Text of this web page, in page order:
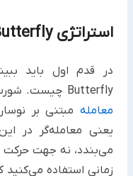
استراتژی Short Call Butterfly چیست؟
Butterfly چیست. شورت کال باترفلای یک
معامله
یعنی معامله‌گر در
می‌بندد، نه جهت حرکت
زمانی استفاده می‌کنید